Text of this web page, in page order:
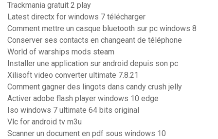
Trackmania gratuit 2 play
Latest directx for windows 7 télécharger
Comment mettre un casque bluetooth sur pc windows 8
Conserver ses contacts en changeant de téléphone
World of warships mods steam
Installer une application sur android depuis son pc
Xilisoft video converter ultimate 7.8.21
Comment gagner des lingots dans candy crush jelly
Activer adobe flash player windows 10 edge
Iso windows 7 ultimate 64 bits original
Vlc for android tv m3u
Scanner un document en pdf sous windows 10